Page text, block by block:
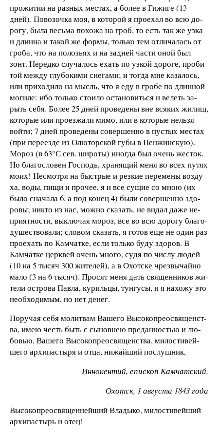
про­жи­тии на раз­ных ме­с­тах, а бо­лее в Ги­жи­ге (13
дней). По­во­зоч­ка моя, в ко­то­рой я про­ехал во всю до­
ро­гу, бы­ла весь­ма по­хо­жа на гроб, то есть так же уз­ка
и длин­на и та­кой же фор­мы, толь­ко тем от­ли­ча­лась от
гро­ба, что на по­ло­зь­ях и на зад­ней ча­с­ти оной был
зонт. Не­ред­ко слу­ча­лось ехать по уз­кой до­ро­ге, про­би­
той меж­ду глу­бо­ки­ми сне­га­ми; и тог­да мне ка­за­лось,
или при­хо­ди­ло на мысль, что я еду в гро­бе по длин­ной
мо­ги­ле: ибо толь­ко сто­и­ло ос­та­но­вить­ся и ве­леть за­
рыть се­бя. Бо­лее 25 дней про­ве­де­ны вне вся­ких жи­лищ,
ко­то­рые или про­ез­жа­ли ми­мо, или в ко­то­рые нель­зя
вой­ти; 7 дней про­ве­де­ны со­вер­шен­но в пу­с­тых ме­с­тах
(при пе­ре­ез­де из Олю­тор­ской гу­бы в Пен­жин­скую).
Мо­роз (в 63°С сев. ши­ро­ты) ино­гда был оченьже­с­ток.
Но бла­го­сло­вен Гос­подь, хра­ня­щий ме­ня во всех пу­тях
мо­их! Не­смо­т­ря на бы­с­т­рые и рез­кие пе­ре­ме­ны воз­ду­
ха, во­ды, пи­щи и про­чее, я и все су­щие со мною (их
бы­ло сна­ча­ла 6, а под ко­нец 4) бы­ли со­вер­шен­но здо­
ро­вы; ни­кто из нас, мож­но ска­зать, не ви­дал да­же не­
при­ят­но­с­ти, вы­клю­чая мо­роз, все во всю до­ро­гу бла­го­
ду­ше­ст­во­ва­ли; сло­вом ска­зать, я го­тов еще не один раз
про­ехать по Кам­чат­ке, ес­ли толь­ко бу­ду здо­ров. В
Кам­чат­ке церк­вей очень мно­го, су­дя по чис­лу лю­дей
(10 на 5 ты­сяч 300 жи­те­лей), а в Охот­ске чрез­вы­чай­но
ма­ло (3 на 6 ты­сяч). Про­сят ме­ня дать свя­щен­ни­ков жи­
те­ли ос­т­ро­ва Пав­ла, ку­риль­цы, тун­гу­сы, и я на­хо­жу это
не­об­хо­ди­мым, но нет де­нег.
По­ру­чая се­бя мо­лит­вам Ва­ше­го Вы­со­ко­пре­о­с­вя­щен­ст­
ва, имею честь быть с сы­нов­нею пре­дан­но­с­тью и лю­
бо­вью, Ва­ше­го Вы­со­ко­пре­о­с­вя­щен­ст­ва, ми­ло­с­ти­вей­
ше­го ар­хи­па­с­ты­ря и от­ца, ни­жай­ший по­слуш­ник,
Ин­но­кен­тий, епи­с­коп Кам­чат­ский.
Охотск, 1 ав­гу­с­та 1843 го­да
Вы­со­ко­пре­о­с­вя­щен­ней­ший Вла­ды­ко, ми­ло­с­ти­вей­ший
ар­хи­па­с­тырь и отец!